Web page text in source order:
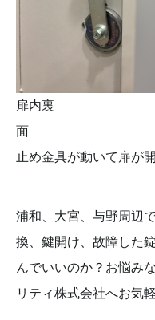
扉内裏
止め金具が動いて扉が
浦和、大宮、与野周辺
換、鍵開け、故障した
んでいいのか？お悩み
リティ株式会社へお気